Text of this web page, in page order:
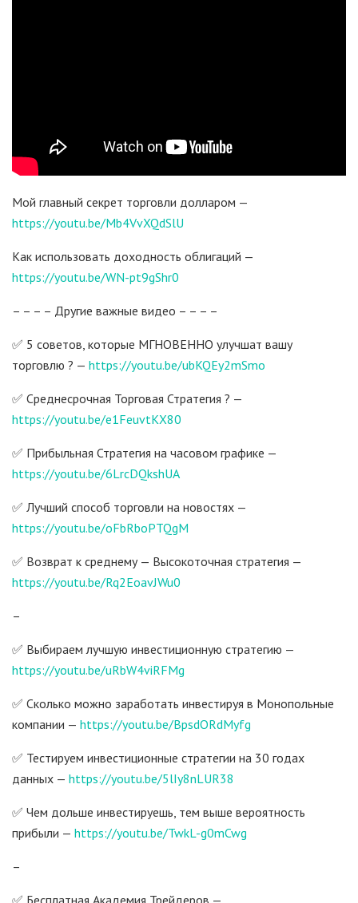
Мой главный секрет торговли долларом —
https://youtu.be/Mb4VvXQdSlU
Как использовать доходность облигаций —
https://youtu.be/WN-pt9gShr0
– – – – Другие важные видео – – – –
✅ 5 советов, которые МГНОВЕННО улучшат вашу
торговлю ? — https://youtu.be/ubKQEy2mSmo
✅ Среднесрочная Торговая Стратегия ? —
https://youtu.be/e1FeuvtKX80
✅ Прибыльная Стратегия на часовом графике —
https://youtu.be/6LrcDQkshUA
✅ Лучший способ торговли на новостях —
https://youtu.be/oFbRboPTQgM
✅ Возврат к среднему — Высокоточная стратегия —
https://youtu.be/Rq2EoavJWu0
–
✅ Выбираем лучшую инвестиционную стратегию —
https://youtu.be/uRbW4viRFMg
✅ Сколько можно заработать инвестируя в Монопольные
компании — https://youtu.be/BpsdORdMyfg
✅ Тестируем инвестиционные стратегии на 30 годах
данных — https://youtu.be/5lIy8nLUR38
✅ Чем дольше инвестируешь, тем выше вероятность
прибыли — https://youtu.be/TwkL-g0mCwg
–
✅ Бесплатная Академия Трейдеров —